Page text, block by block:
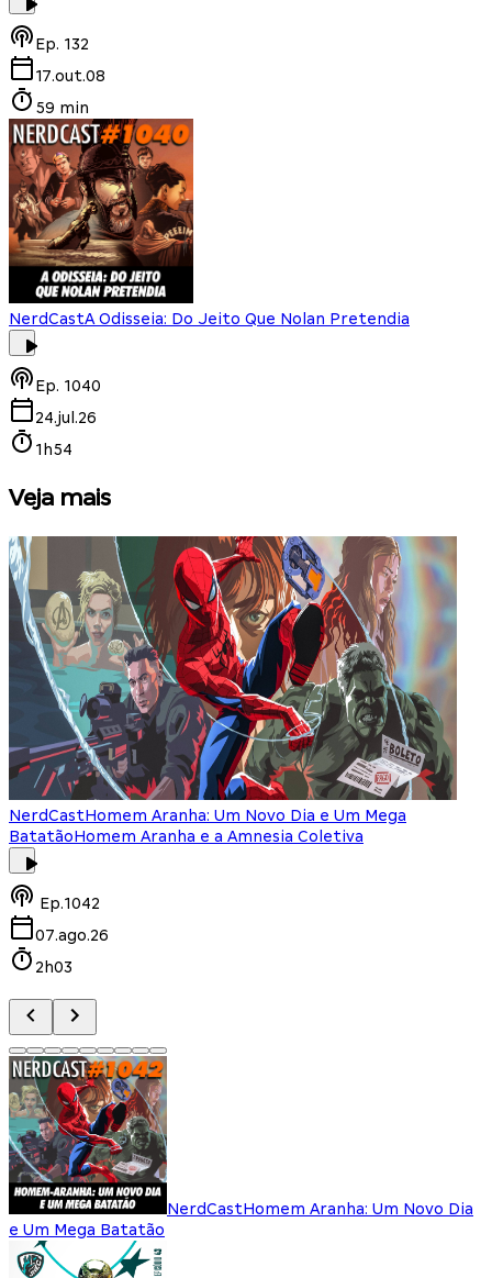
Ep. 132
17.out.08
59 min
NerdCastA Odisseia: Do Jeito Que Nolan Pretendia
Ep. 1040
24.jul.26
1h54
Veja mais
NerdCastHomem Aranha: Um Novo Dia e Um Mega
BatatãoHomem Aranha e a Amnesia Coletiva
Ep.1042
07.ago.26
2h03
NerdCastHomem Aranha: Um Novo Dia
e Um Mega Batatão